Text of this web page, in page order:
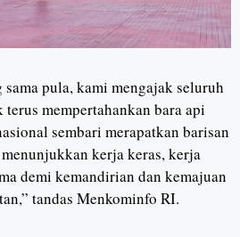
sama pula, kami mengajak seluruh
mempertahankan bara api
sembari merapatkan barisan
kerja keras, kerja
demi kemandirian dan kemajuan
tandas Menkominfo RI.